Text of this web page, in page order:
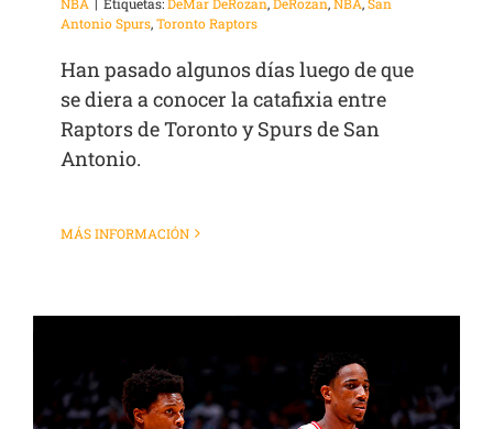
NBA | Etiquetas:DeMar DeRozan,DeRozan,NBA,San
Antonio Spurs,Toronto Raptors
Han pasado algunos días luego de que
se diera a conocer la catafixia entre
Raptors de Toronto y Spurs de San
Antonio.
MÁS INFORMACIÓN